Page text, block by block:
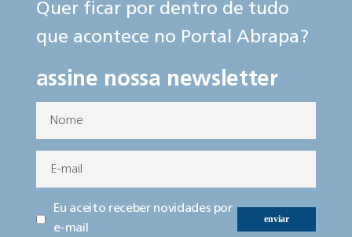
Quer ficar por dentro de tudo
que acontece no Portal Abrapa?
assine nossa newsletter
Eu aceito receber novidades por
e-mail
enviar